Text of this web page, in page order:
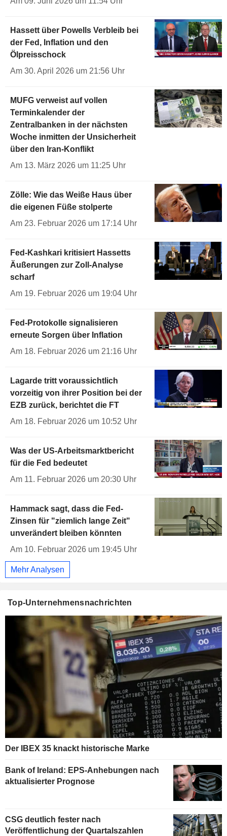
Hassett über Powells Verbleib bei
der Fed, Inflation und den
Ölpreisschock
Am 30. April 2026 um 21:56 Uhr
MUFG verweist auf vollen
Terminkalender der
Zentralbanken in der nächsten
Woche inmitten der Unsicherheit
über den Iran-Konflikt
Am 13. März 2026 um 11:25 Uhr
Zölle: Wie das Weiße Haus über
die eigenen Füße stolperte
Am 23. Februar 2026 um 17:14 Uhr
Fed-Kashkari kritisiert Hassetts
Äußerungen zur Zoll-Analyse
scharf
Am 19. Februar 2026 um 19:04 Uhr
Fed-Protokolle signalisieren
erneute Sorgen über Inflation
Am 18. Februar 2026 um 21:16 Uhr
Lagarde tritt voraussichtlich
vorzeitig von ihrer Position bei der
EZB zurück, berichtet die FT
Am 18. Februar 2026 um 10:52 Uhr
Was der US-Arbeitsmarktbericht
für die Fed bedeutet
Am 11. Februar 2026 um 20:30 Uhr
Hammack sagt, dass die Fed-
Zinsen für "ziemlich lange Zeit"
unverändert bleiben könnten
Am 10. Februar 2026 um 19:45 Uhr
Mehr Analysen
Top-Unternehmensnachrichten
Der IBEX 35 knackt historische Marke
Bank of Ireland: EPS-Anhebungen nach
aktualisierter Prognose
CSG deutlich fester nach
Veröffentlichung der Quartalszahlen